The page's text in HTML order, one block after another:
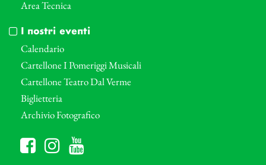
Area Tecnica
I nostri eventi
Calendario
Cartellone I Pomeriggi Musicali
Cartellone Teatro Dal Verme
Biglietteria
Archivio Fotografico